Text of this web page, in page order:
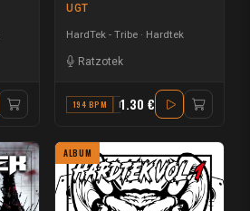
UGT
HardTek - Tribe Hardtek
Ratzotek
194 BPM F#1.30 €
ALBUM